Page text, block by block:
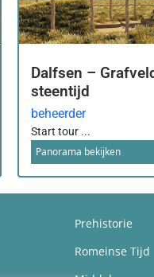
Dalfsen –
steentijd
beheerder
Start tour ...
Panorama bekijken
Prehistorie
Romeinse Tijd